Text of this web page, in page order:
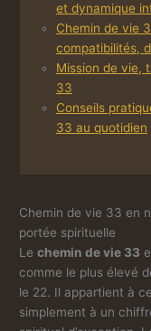
et dynamique
Chemin de vie
compatibilités,
Mission de vie,
33
Conseils
33 au quotidien
Chemin de vie 33 en
portée spirituelle
Lechemin de vie 33
comme le plus élevé
le 22. Il appartient à
simplement à un